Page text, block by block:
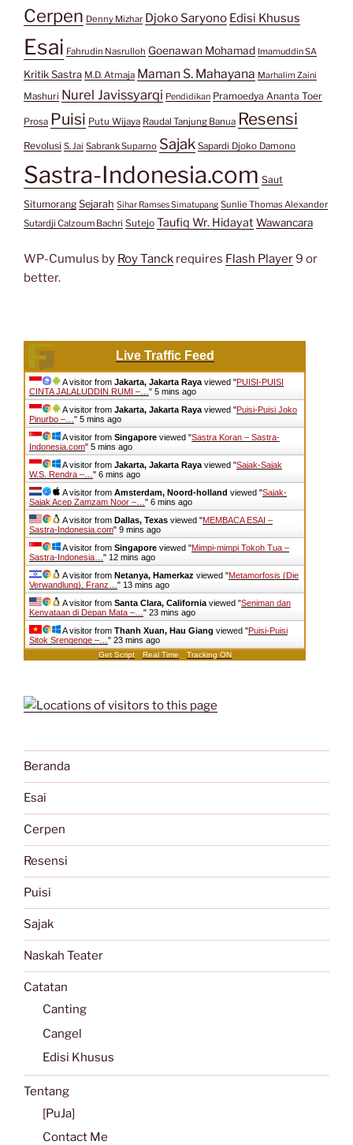
Cerpen Denny Mizhar Djoko Saryono Edisi Khusus
Esai Fahrudin Nasrulloh Goenawan Mohamad Imamuddin SA
Kritik Sastra M.D. Atmaja Maman S. Mahayana Marhalim Zaini
Mashuri Nurel Javissyarqi Pendidikan Pramoedya Ananta Toer
Prosa Puisi Putu Wijaya Raudal Tanjung Banua Resensi
Revolusi S. Jai Sabrank Suparno Sajak Sapardi Djoko Damono
Sastra-Indonesia.com Saut
Situmorang Sejarah Sihar Ramses Simatupang Sunlie Thomas Alexander
Sutardji Calzoum Bachri Sutejo Taufiq Wr. Hidayat Wawancara
WP-Cumulus by Roy Tanck requires Flash Player9 or
better.
Live Traffic Feed
A visitor from Jakarta, Jakarta Raya viewed "PUISI-PUISI
CINTA JALALUDDIN RUMI –… " 5 mins ago
A visitor from Jakarta, Jakarta Raya viewed "Puisi-Puisi Joko
Pinurbo –… " 5 mins ago
A visitor from Singapore viewed "Sastra Koran – Sastra-
Indonesia.com" 5 mins ago
A visitor from Jakarta, Jakarta Raya viewed "Sajak-Sajak
W.S. Rendra –… " 6 mins ago
A visitor from Amsterdam, Noord-holland viewed "Sajak-
Sajak Acep Zamzam Noor –… " 6 mins ago
A visitor from Dallas, Texas viewed "MEMBACA ESAI –
Sastra-Indonesia.com" 9 mins ago
A visitor from Singapore viewed "Mimpi-mimpi Tokoh Tua –
Sastra-Indonesia… " 12 mins ago
A visitor from Netanya, Hamerkaz viewed "Metamorfosis (Die
Verwandlung), Franz… " 13 mins ago
A visitor from Santa Clara, California viewed "Seniman dan
Kenyataan di Depan Mata –… " 23 mins ago
A visitor from Thanh Xuan, Hau Giang viewed "Puisi-Puisi
Sitok Srengenge –… " 23 mins ago
Get Script Real Time Tracking ON
Beranda
Esai
Cerpen
Resensi
Puisi
Sajak
Naskah Teater
Catatan
Canting
Cangel
Edisi Khusus
Tentang
[PuJa]
Contact Me